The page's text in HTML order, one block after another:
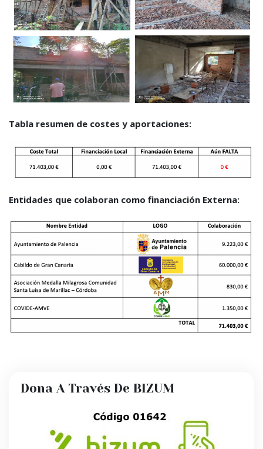
Tabla resumen de costes y aportaciones:
Entidades que colaboran como financiación Externa:
Dona A Través De BIZUM